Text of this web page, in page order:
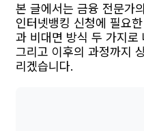
본 글에서는 금융 전문가
인터넷뱅킹 신청에 필요
과 비대면 방식 두 가지로
그리고 이후의 과정까지
리겠습니다.